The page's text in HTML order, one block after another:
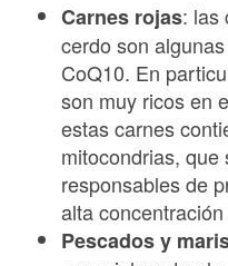
Carnes rojas: las
cerdo son
CoQ10. En
son muy ricos en
estas carnes
mitocondrias,
responsables de
alta
Pescados y